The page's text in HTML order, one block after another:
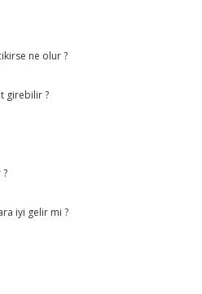
ne olur ?
girebilir ?
iyi gelir mi ?